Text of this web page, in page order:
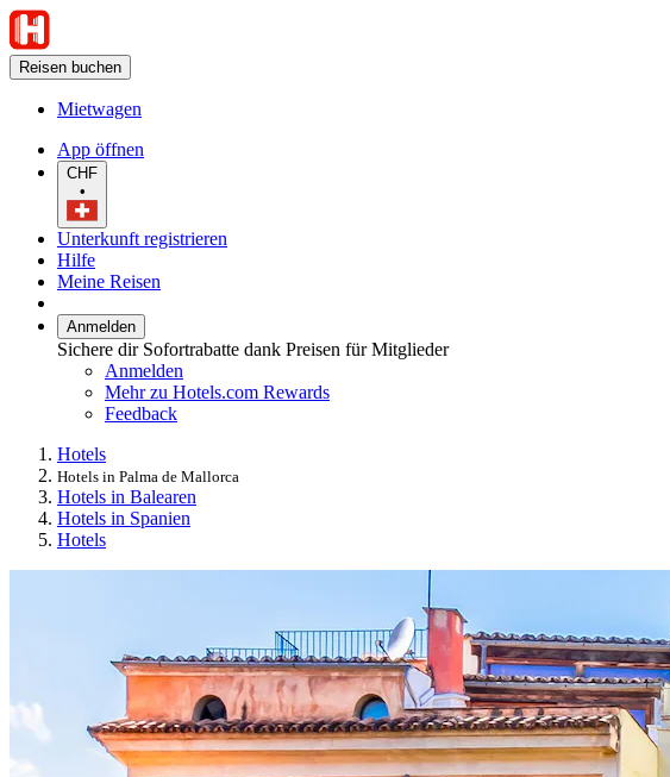
Reisen buchen
Mietwagen
App öffnen
CHF
•
Unterkunft registrieren
Hilfe
Meine Reisen
Anmelden
Sichere dir Sofortrabatte dank Preisen für Mitglieder
Anmelden
Mehr zu Hotels.com Rewards
Feedback
Hotels
Hotels in Palma de Mallorca
Hotels in Balearen
Hotels in Spanien
Hotels